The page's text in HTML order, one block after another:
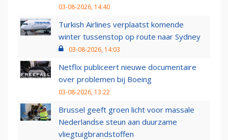
03-08-2026, 14:40
Turkish Airlines verplaatst komende
winter tussenstop op route naar Sydney
03-08-2026, 14:03
Netflix publiceert nieuwe documentaire
over problemen bij Boeing
03-08-2026, 13:22
Brussel geeft groen licht voor massale
Nederlandse steun aan duurzame
vliegtuigbrandstoffen